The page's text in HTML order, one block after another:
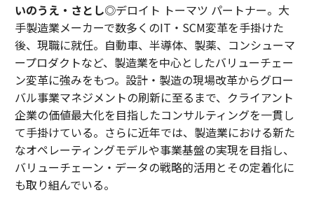
いのうえ・さとし◎デロイト トーマツ パートナー。大
手製造業メーカーで数多くのIT・SCM変革を手掛けた
後、現職に就任。自動車、半導体、製薬、コンシューマ
ープロダクトなど、製造業を中心としたバリューチェー
ン変革に強みをもつ。設計・製造の現場改革からグロー
バル事業マネジメントの刷新に至るまで、クライアント
企業の価値最大化を目指したコンサルティングを一貫し
て手掛けている。さらに近年では、製造業における新た
なオペレーティングモデルや事業基盤の実現を目指し、
バリューチェーン・データの戦略的活用とその定着化に
も取り組んでいる。